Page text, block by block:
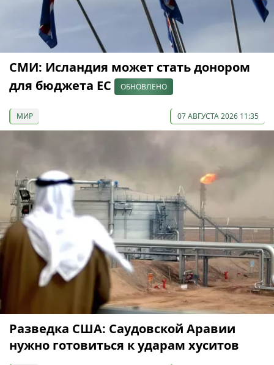
СМИ: Исландия может стать донором
для бюджета ЕС
ОБНОВЛЕНО
МИР 07 АВГУСТА 2026 11:35
Разведка США: Саудовской Аравии
нужно готовиться к ударам хуситов